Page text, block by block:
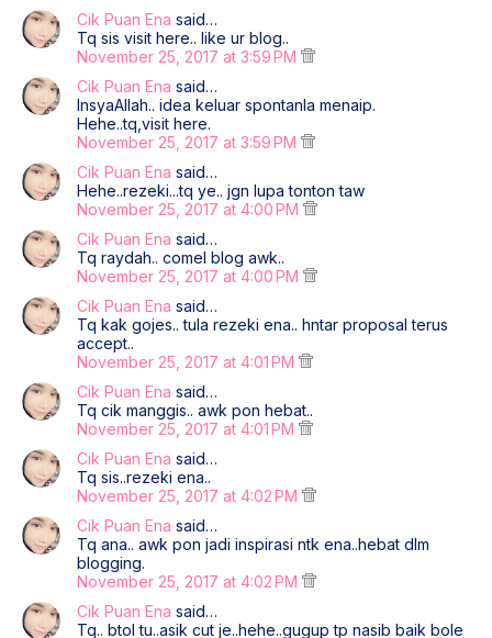
Cik Puan Ena said…
Tq sis visit here.. like ur blog..
November 25, 2017 at 3:59 PM
Cik Puan Ena said…
InsyaAllah.. idea keluar spontanla menaip.
Hehe..tq,visit here.
November 25, 2017 at 3:59 PM
Cik Puan Ena said…
Hehe..rezeki...tq ye.. jgn lupa tonton taw
November 25, 2017 at 4:00 PM
Cik Puan Ena said…
Tq raydah.. comel blog awk..
November 25, 2017 at 4:00 PM
Cik Puan Ena said…
Tq kak gojes.. tula rezeki ena.. hntar proposal terus
accept..
November 25, 2017 at 4:01 PM
Cik Puan Ena said…
Tq cik manggis.. awk pon hebat..
November 25, 2017 at 4:01 PM
Cik Puan Ena said…
Tq sis..rezeki ena..
November 25, 2017 at 4:02 PM
Cik Puan Ena said…
Tq ana.. awk pon jadi inspirasi ntk ena..hebat dlm
blogging.
November 25, 2017 at 4:02 PM
Cik Puan Ena said…
Tq.. btol tu..asik cut je..hehe..gugup tp nasib baik bole